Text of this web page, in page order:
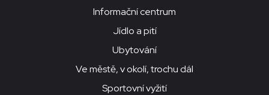
Informační centrum
Jídlo a pití
Ubytování
Ve městě, v okolí, trochu dál
Sportovní vyžití